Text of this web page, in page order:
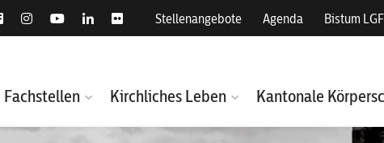
Stellenangebote Agenda Bistum LGF
Fachstellen Kirchliches Leben Kantonale